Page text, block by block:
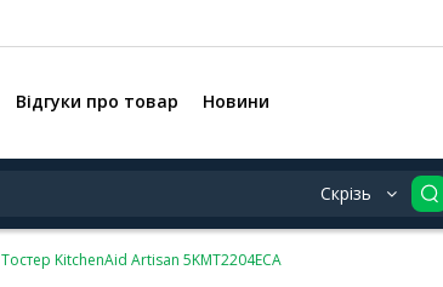
Відгуки про товар Новини
Скрізь
Тостер KitchenAid Artisan 5KMT2204ECA